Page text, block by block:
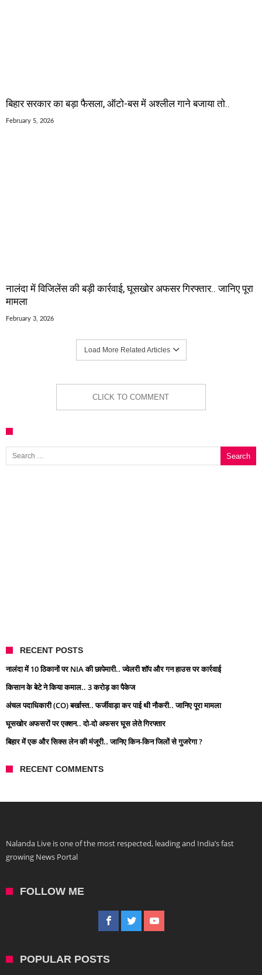
बिहार सरकार का बड़ा फैसला, ऑटो-बस में अश्लील गाने बजाया तो..
February 5, 2026
नालंदा में विजिलेंस की बड़ी कार्रवाई, घूसखोर अफसर गिरफ्तार.. जानिए पूरा
मामला
February 3, 2026
Load More Related Articles
CLICK TO COMMENT
Search for:
RECENT POSTS
नालंदा में 10 ठिकानों पर NIA की छापेमारी.. ज्वेलरी शॉप और गन हाउस पर कार्रवाई
किसान के बेटे ने किया कमाल.. 3 करोड़ का पैकेज
अंचल पदाधिकारी (CO) बर्खास्त.. फर्जीवाड़ा कर पाई थी नौकरी.. जानिए पूरा मामला
घूसखोर अफसरों पर एक्शन.. दो-दो अफसर घूस लेते गिरफ्तार
बिहार में एक और सिक्स लेन की मंजूरी.. जानिए किन-किन जिलों से गुजरेगा ?
RECENT COMMENTS
Nalanda Live is one of the most respected, leading and India’s fast
growing News Portal
FOLLOW ME
POPULAR POSTS